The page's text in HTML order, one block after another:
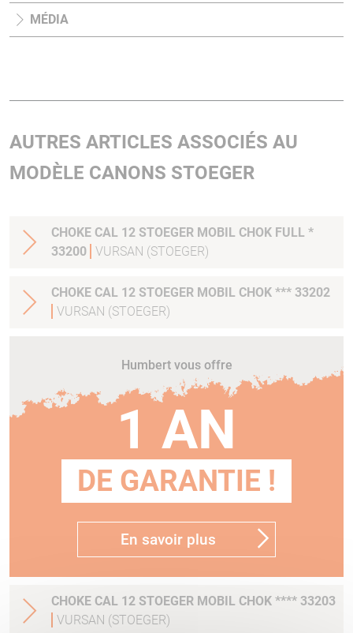
MÉDIA
AUTRES ARTICLES ASSOCIÉS AU
MODÈLE CANONS STOEGER
CHOKE CAL 12 STOEGER MOBIL CHOK FULL *
33200 VURSAN (STOEGER)
CHOKE CAL 12 STOEGER MOBIL CHOK *** 33202
VURSAN (STOEGER)
Humbert vous offre
1 AN
DE GARANTIE !
En savoir plus
CHOKE CAL 12 STOEGER MOBIL CHOK **** 33203
VURSAN (STOEGER)